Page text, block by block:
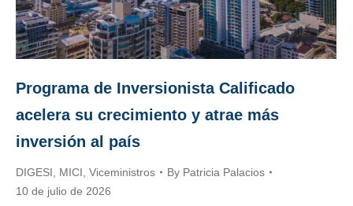
Programa de Inversionista Calificado
acelera su crecimiento y atrae más
inversión al país
DIGESI MICI Viceministros By Patricia Palacios
10 de julio de 2026